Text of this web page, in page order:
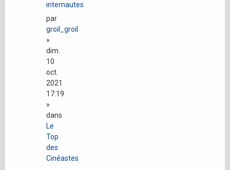
internautes
par
groil_groil
»
dim.
10
oct.
2021
17:19
»
dans
Le
Top
des
Cinéastes